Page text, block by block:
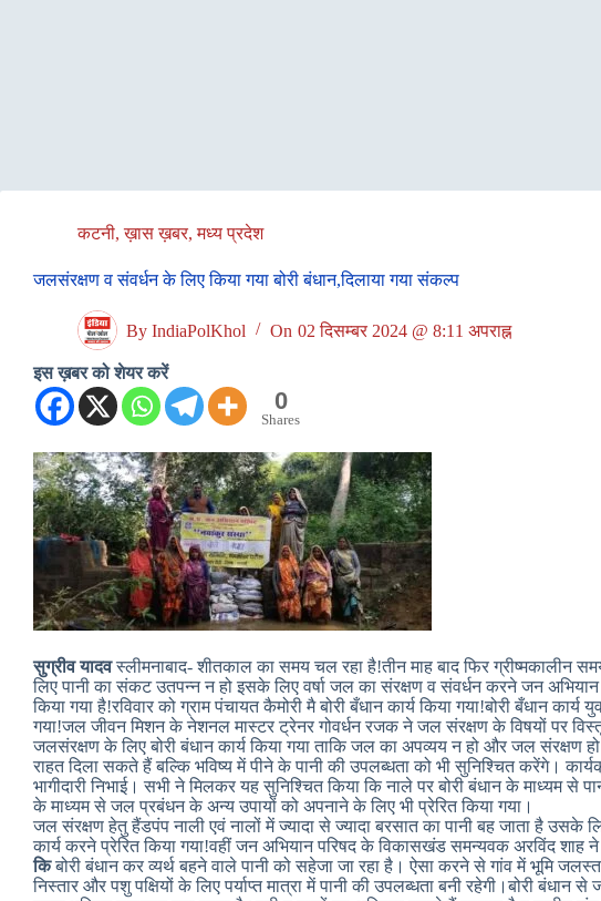
कटनी,ख़ास ख़बर,मध्य प्रदेश
जलसंरक्षण व संवर्धन के लिए किया गया बोरी बंधान,दिलाया गया संकल्प
By IndiaPolKhol On 02 दिसम्बर 2024 @ 8:11 अपराह्न
इस ख़बर को शेयर करें
0
Shares
सुग्रीव यादवस्लीमनाबाद- शीतकाल का समय चल रहा है!तीन माह बाद फिर ग्रीष्मकालीन
लिए पानी का संकट उतपन्न न हो इसके लिए वर्षा जल का संरक्षण व संवर्धन करने जन अभियान
किया गया है!रविवार को ग्राम पंचायत कैमोरी मै बोरी बँधान कार्य किया गया!बोरी बँधान कार्य
गया!जल जीवन मिशन के नेशनल मास्टर ट्रेनर गोवर्धन रजक ने जल संरक्षण के विषयों पर
जलसंरक्षण के लिए बोरी बंधान कार्य किया गया ताकि जल का अपव्यय न हो और जल
राहत दिला सकते हैं बल्कि भविष्य में पीने के पानी की उपलब्धता को भी सुनिश्चित करेंगे।
भागीदारी निभाई। सभी ने मिलकर यह सुनिश्चित किया कि नाले पर बोरी बंधान के माध्यम से
के माध्यम से जल प्रबंधन के अन्य उपायों को अपनाने के लिए भी प्रेरित किया गया।
जल संरक्षण हेतु हैंडपंप नाली एवं नालों में ज्यादा से ज्यादा बरसात का पानी बह जाता है उसके
कार्य करने प्रेरित किया गया!वहीं जन अभियान परिषद के विकासखंड समन्यवक अरविंद शाह
किबोरी बंधान कर व्यर्थ बहने वाले पानी को सहेजा जा रहा है। ऐसा करने से गांव में भूमि
निस्तार और पशु पक्षियों के लिए पर्याप्त मात्रा में पानी की उपलब्धता बनी रहेगी।बोरी बंधान से